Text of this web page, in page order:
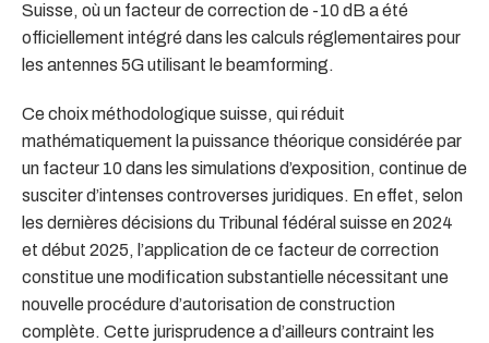
Suisse, où un facteur de correction de -10 dB a été
officiellement intégré dans les calculs réglementaires pour
les antennes 5G utilisant le beamforming.
Ce choix méthodologique suisse, qui réduit
mathématiquement la puissance théorique considérée par
un facteur 10 dans les simulations d’exposition, continue de
susciter d’intenses controverses juridiques. En effet, selon
les dernières décisions du Tribunal fédéral suisse en 2024
et début 2025, l’application de ce facteur de correction
constitue une modification substantielle nécessitant une
nouvelle procédure d’autorisation de construction
complète. Cette jurisprudence a d’ailleurs contraint les